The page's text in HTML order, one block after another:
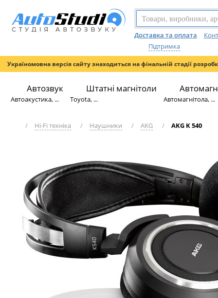
Доставка та оплата
Підтримка
Україномовна версія сайту знаходиться на фінальній стадії
Автозвук
Автоакустика, ...
Штатні магнітоли
Toyota, ... Автомагнітола, ...
/ Hi-Fi техніка / Наушники / AKG / AKG K 540